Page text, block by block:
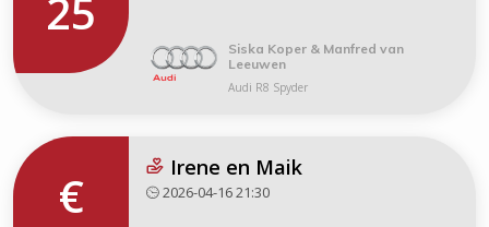
25
Siska Koper & Manfred van
Leeuwen
Audi R8 Spyder
€
Irene en Maik
2026-04-16 21:30